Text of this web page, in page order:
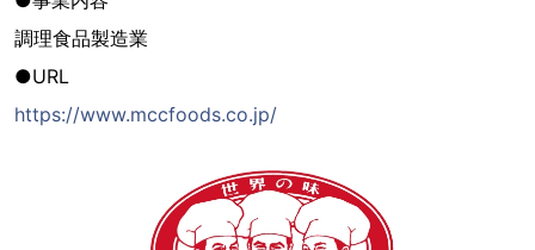
調理食品製造業
●URL
https://www.mccfoods.co.jp/